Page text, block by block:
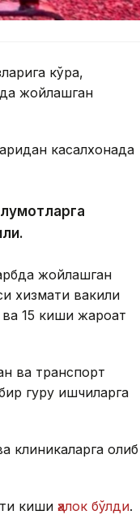
кўра,
жойлашган
касалхонада
жойлашган
хизмати вакили
15 киши жароҳат
ва транспорт
гуруҳ ишчиларга
клиникаларга олиб
киши ҳалок бўлди.